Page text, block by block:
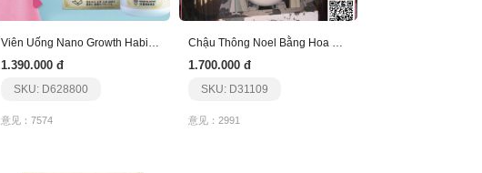
1.390.000 đ
SKU: D628800
意见：7574
1.700.000 đ
SKU: D31109
意见：2991